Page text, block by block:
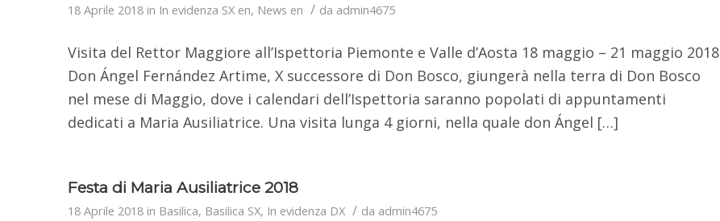
18 Aprile 2018 in In evidenza SX en, News en / da admin4675
Visita del Rettor Maggiore all’Ispettoria Piemonte e Valle d’Aosta 18 maggio – 21 maggio 2018
Don Ángel Fernández Artime, X successore di Don Bosco, giungerà nella terra di Don Bosco
nel mese di Maggio, dove i calendari dell’Ispettoria saranno popolati di appuntamenti
dedicati a Maria Ausiliatrice. Una visita lunga 4 giorni, nella quale don Ángel […]
Festa di Maria Ausiliatrice 2018
18 Aprile 2018 in Basilica, Basilica SX, In evidenza DX / da admin4675